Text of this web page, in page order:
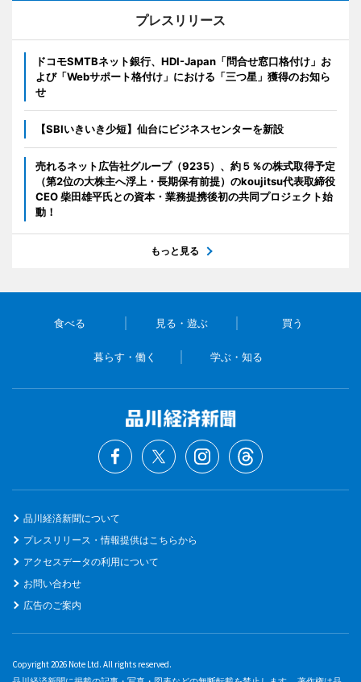
プレスリリース
ドコモSMTBネット銀行、HDI-Japan「問合せ窓口格付け」お
よび「Webサポート格付け」における「三つ星」獲得のお知ら
せ
【SBIいきいき少短】仙台にビジネスセンターを新設
売れるネット広告社グループ（9235）、約５％の株式取得予定
（第2位の大株主へ浮上・長期保有前提）のkoujitsu代表取締役
CEO 柴田雄平氏との資本・業務提携後初の共同プロジェクト始
動！
もっと見る
食べる 見る・遊ぶ 買う
暮らす・働く 学ぶ・知る
品川経済新聞について
プレスリリース・情報提供はこちらから
アクセスデータの利用について
お問い合わせ
広告のご案内
Copyright 2026 Note Ltd. All rights reserved.